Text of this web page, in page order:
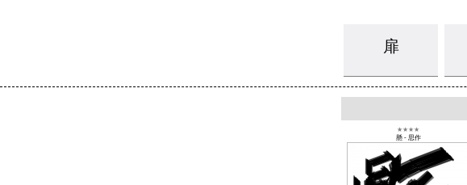
扉
★★★★
懸- 思作